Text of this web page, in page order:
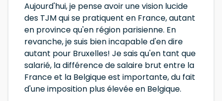
Aujourd'hui, je pense avoir une vision lucide
des TJM qui se pratiquent en France, autant
en province qu'en région parisienne. En
revanche, je suis bien incapable d'en dire
autant pour Bruxelles! Je sais qu'en tant que
salarié, la différence de salaire brut entre la
France et la Belgique est importante, du fait
d'une imposition plus élevée en Belgique.